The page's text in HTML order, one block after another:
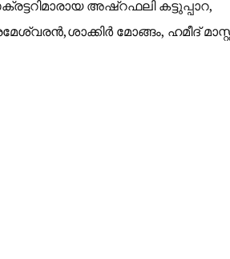
അഷ്റഫലി കട്ടുപ്പാറ,
മോങ്ങം, ഹമീദ്